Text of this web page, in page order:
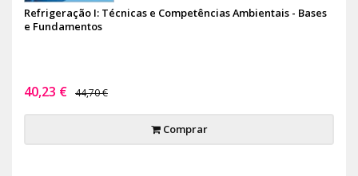
Refrigeração I: Técnicas e Competências Ambientais - Bases
e Fundamentos
40,23 € 44,70 €
Comprar